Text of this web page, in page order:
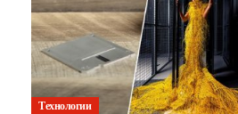
Технологии